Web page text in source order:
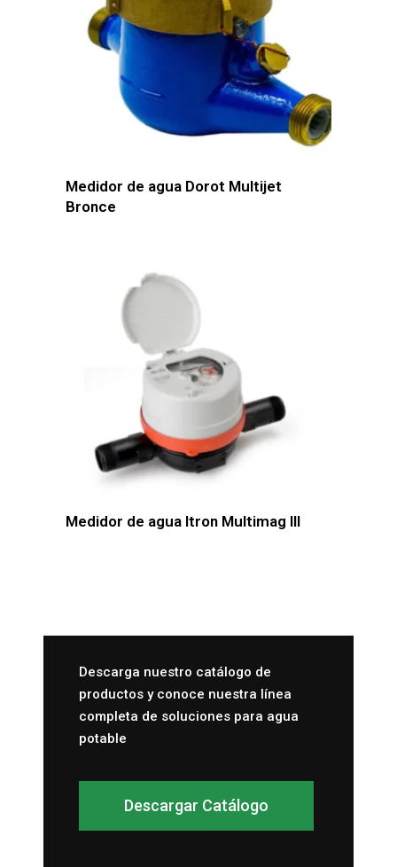
Medidor de agua Dorot Multijet
Bronce
Medidor de agua Itron Multimag III
Descarga nuestro catálogo de
productos y conoce nuestra línea
completa de soluciones para agua
potable
Descargar Catálogo